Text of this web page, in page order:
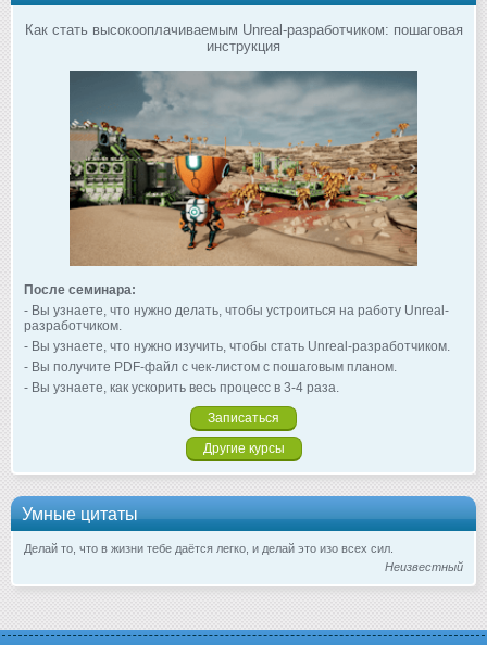
Как стать высокооплачиваемым Unreal-разработчиком: пошаговая
инструкция
После семинара:
- Вы узнаете, что нужно делать, чтобы устроиться на работу Unreal-
разработчиком.
- Вы узнаете, что нужно изучить, чтобы стать Unreal-разработчиком.
- Вы получите PDF-файл с чек-листом с пошаговым планом.
- Вы узнаете, как ускорить весь процесс в 3-4 раза.
Записаться
Другие курсы
Умные цитаты
Делай то, что в жизни тебе даётся легко, и делай это изо всех сил.
Неизвестный